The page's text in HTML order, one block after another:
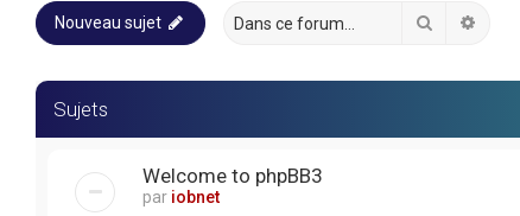
Nouveau sujet Rechercher
Sujets
Welcome to phpBB3
par iobnet